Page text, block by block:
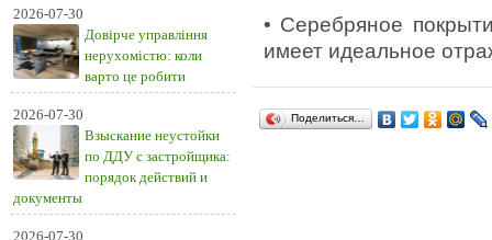
2026-07-30
Довірче управління
нерухомістю: коли
варто це робити
2026-07-30
Взыскание неустойки
по ДДУ с застройщика:
порядок действий и
документы
2026-07-30
• Серебряное
имеет идеальное
Поделиться…